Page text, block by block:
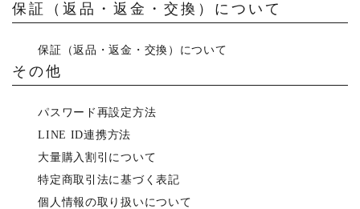
保証（返品・返金・交換）について
保証（返品・返金・交換）について
その他
パスワード再設定方法
LINE ID連携方法
大量購入割引について
特定商取引法に基づく表記
個人情報の取り扱いについて